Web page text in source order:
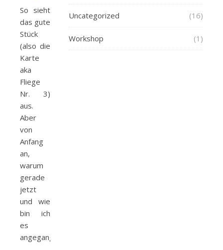
So sieht
das gute
Stück
(also die
Karte
aka
Fliege
Nr. 3)
aus.
Aber
von
Anfang
an,
warum
gerade
jetzt
und wie
bin ich
es
angegangen.
Uncategorized (16)
Workshop (1)